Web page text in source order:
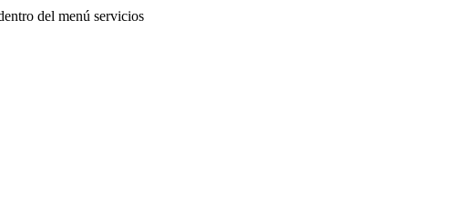
del menú servicios